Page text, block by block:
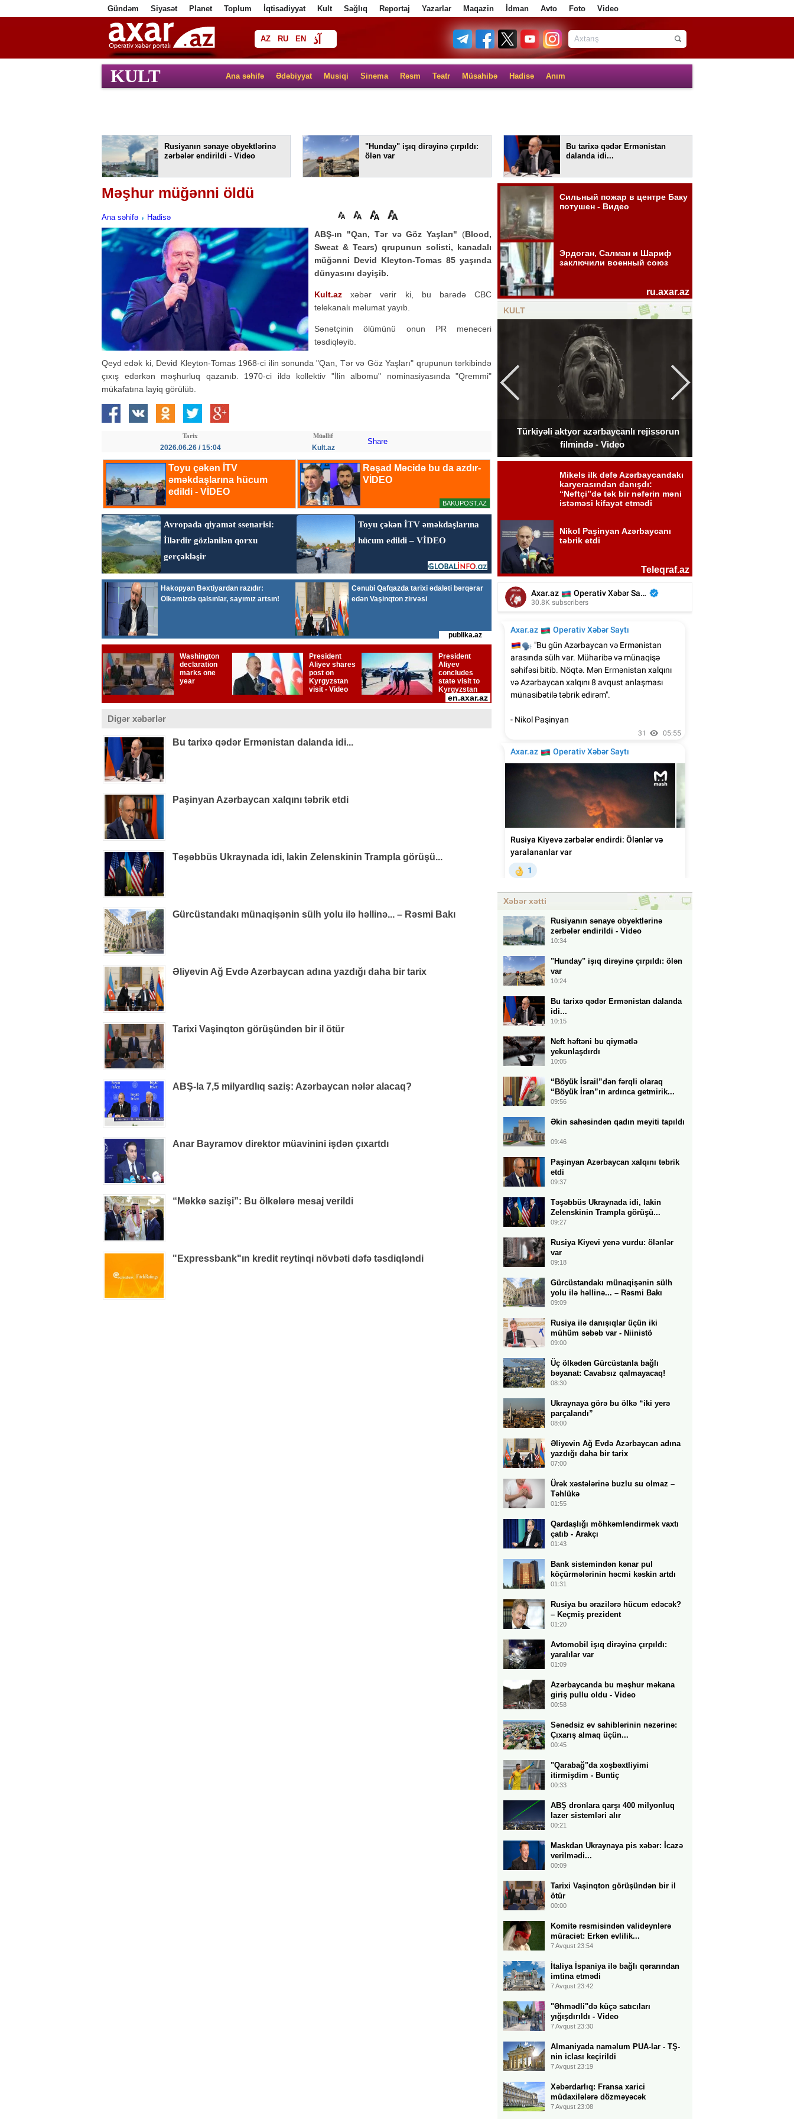
Gündəm Siyasət Planet Toplum İqtisadiyyat Kult Sağlıq Reportaj Yazarlar Maqazin İdman Avto Foto Video
AZ RU EN آذ
فا
KULT Ana səhifə Ədəbiyyat Musiqi Sinema Rəsm Teatr Müsahibə Hadisə Anım
Rusiyanın sənaye obyektlərinə
zərbələr endirildi - Video
"Hunday" işıq dirəyinə çırpıldı:
ölən var
Bu tarixə qədər Ermənistan
dalanda idi...
Məşhur müğənni öldü
Ana səhifə Hadisə
ABŞ-ın "Qan, Tər və Göz Yaşları" (Blood,
Sweat & Tears) qrupunun solisti, kanadalı
müğənni Devid Kleyton-Tomas 85 yaşında
dünyasını dəyişib.
Kult.az xəbər verir ki, bu barədə CBC
telekanalı məlumat yayıb.
Sənətçinin ölümünü onun PR meneceri
təsdiqləyib.
Qeyd edək ki, Devid Kleyton-Tomas 1968-ci ilin sonunda "Qan, Tər və Göz Yaşları" qrupunun tərkibində
çıxış edərkən məşhurluq qazanıb. 1970-ci ildə kollektiv "İlin albomu" nominasiyasında "Qremmi"
mükafatına layiq görülüb.
Tarix
2026.06.26 / 15:04
Müəllif
Kult.az
Share
Digər xəbərlər
Bu tarixə qədər Ermənistan dalanda idi...
Paşinyan Azərbaycan xalqını təbrik etdi
Təşəbbüs Ukraynada idi, lakin Zelenskinin Trampla görüşü...
Gürcüstandakı münaqişənin sülh yolu ilə həllinə... – Rəsmi Bakı
Əliyevin Ağ Evdə Azərbaycan adına yazdığı daha bir tarix
Tarixi Vaşinqton görüşündən bir il ötür
ABŞ-la 7,5 milyardlıq saziş: Azərbaycan nələr alacaq?
Anar Bayramov direktor müavinini işdən çıxartdı
“Məkkə sazişi”: Bu ölkələrə mesaj verildi
"Expressbank"ın kredit reytinqi növbəti dəfə təsdiqləndi
KULT
Tanınmış aşığın nəvəsi faciəvi şəkildə öldü
Türkiyəli aktyor azərbaycanlı rejissorun
filmində - Video
Tanınmış aşığın nəvəsi faciəvi şəkildə öldü
Türkiyəli aktyor azərbaycanlı rejissorun
Xəbər xətti
Rusiyanın sənaye obyektlərinə
zərbələr endirildi - Video
10:34
"Hunday" işıq dirəyinə çırpıldı: ölən
var
10:24
Bu tarixə qədər Ermənistan dalanda
idi...
10:15
Neft həftəni bu qiymətlə
yekunlaşdırdı
10:05
“Böyük İsrail”dən fərqli olaraq
“Böyük İran”ın ardınca getmirik...
09:56
Əkin sahəsindən qadın meyiti tapıldı
09:46
Paşinyan Azərbaycan xalqını təbrik
etdi
09:37
Təşəbbüs Ukraynada idi, lakin
Zelenskinin Trampla görüşü...
09:27
Rusiya Kiyevi yenə vurdu: ölənlər
var
09:18
Gürcüstandakı münaqişənin sülh
yolu ilə həllinə... – Rəsmi Bakı
09:09
Rusiya ilə danışıqlar üçün iki
mühüm səbəb var - Niinistö
09:00
Üç ölkədən Gürcüstanla bağlı
bəyanat: Cavabsız qalmayacaq!
08:30
Ukraynaya görə bu ölkə “iki yerə
parçalandı”
08:00
Əliyevin Ağ Evdə Azərbaycan adına
yazdığı daha bir tarix
07:00
Ürək xəstələrinə buzlu su olmaz –
Təhlükə
01:55
Qardaşlığı möhkəmləndirmək vaxtı
çatıb - Arakçı
01:43
Bank sistemindən kənar pul
köçürmələrinin həcmi kəskin artdı
01:31
Rusiya bu ərazilərə hücum edəcək?
– Keçmiş prezident
01:20
Avtomobil işıq dirəyinə çırpıldı:
yaralılar var
01:09
Azərbaycanda bu məşhur məkana
giriş pullu oldu - Video
00:58
Sənədsiz ev sahiblərinin nəzərinə:
Çıxarış almaq üçün...
00:45
"Qarabağ"da xoşbəxtliyimi
itirmişdim - Buntiç
00:33
ABŞ dronlara qarşı 400 milyonluq
lazer sistemləri alır
00:21
Maskdan Ukraynaya pis xəbər: İcazə
verilmədi...
00:09
Tarixi Vaşinqton görüşündən bir il
ötür
00:00
Komitə rəsmisindən valideynlərə
müraciət: Erkən evlilik...
7 Avqust 23:54
İtaliya İspaniya ilə bağlı qərarından
imtina etmədi
7 Avqust 23:42
"Əhmədli"də küçə satıcıları
yığışdırıldı - Video
7 Avqust 23:30
Almaniyada naməlum PUA-lar - TŞ-
nin iclası keçirildi
7 Avqust 23:19
Xəbərdarlıq: Fransa xarici
müdaxilələrə dözməyəcək
7 Avqust 23:08